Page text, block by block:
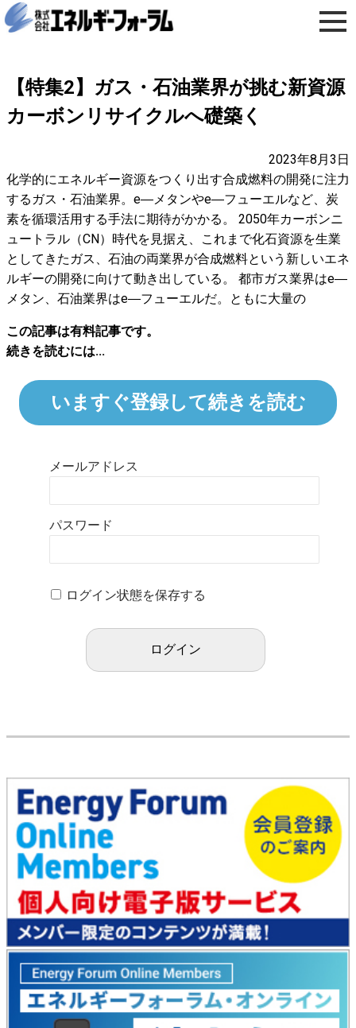
【特集2】ガス・石油業界が挑む新資源
カーボンリサイクルへ礎築く
2023年8月3日
化学的にエネルギー資源をつくり出す合成燃料の開発に注力
するガス・石油業界。e―メタンやe―フューエルなど、炭
素を循環活用する手法に期待がかかる。 2050年カーボンニ
ュートラル（CN）時代を見据え、これまで化石資源を生業
としてきたガス、石油の両業界が合成燃料という新しいエネ
ルギーの開発に向けて動き出している。 都市ガス業界はe―
メタン、石油業界はe―フューエルだ。ともに大量の
この記事は有料記事です。
続きを読むには...
いますぐ登録して続きを読む
メールアドレス
パスワード
ログイン状態を保存する